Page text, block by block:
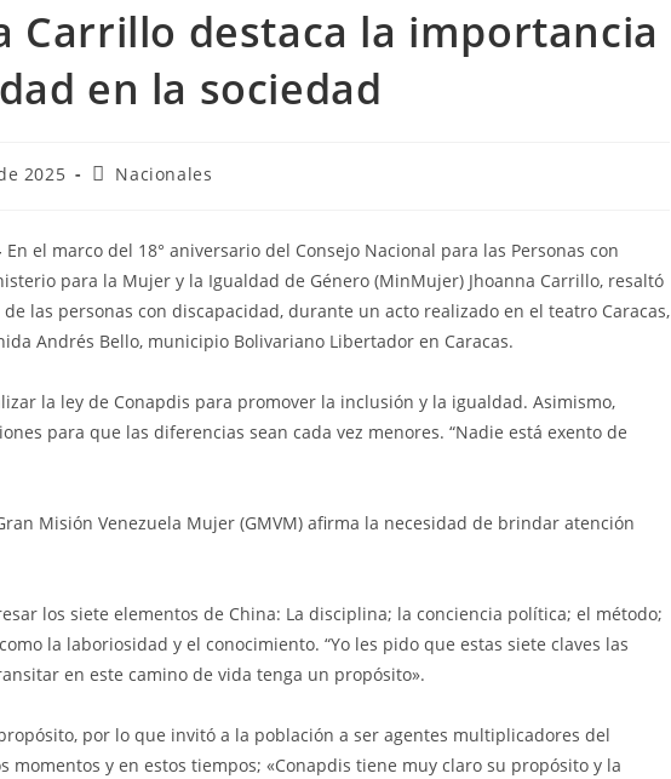
Carrillo destaca la importancia
en la sociedad
2025 Nacionales
En el marco del 18° aniversario del Consejo Nacional para las Personas con
para la Mujer y la Igualdad de Género (MinMujer) Jhoanna Carrillo, resaltó
las personas con discapacidad, durante un acto realizado en el teatro Caracas,
Andrés Bello, municipio Bolivariano Libertador en Caracas.
la ley de Conapdis para promover la inclusión y la igualdad. Asimismo,
para que las diferencias sean cada vez menores. “Nadie está exento de
Misión Venezuela Mujer (GMVM) afirma la necesidad de brindar atención
los siete elementos de China: La disciplina; la conciencia política; el método;
la laboriosidad y el conocimiento. “Yo les pido que estas siete claves las
en este camino de vida tenga un propósito».
por lo que invitó a la población a ser agentes multiplicadores del
momentos y en estos tiempos; «Conapdis tiene muy claro su propósito y la